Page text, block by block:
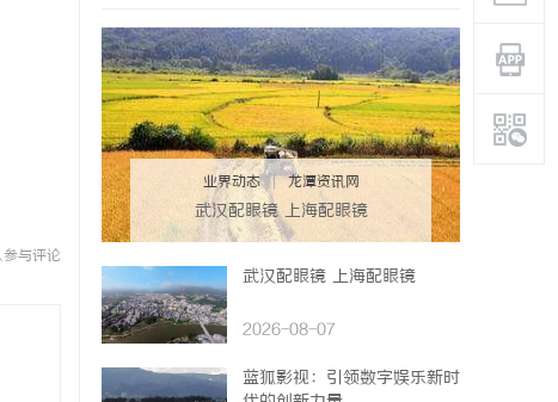
参与评论
业界动态 | 龙潭资讯网
武汉配眼镜 上海配眼镜
武汉配眼镜 上海配眼镜
2026-08-07
蓝狐影视：引领数字娱乐新时